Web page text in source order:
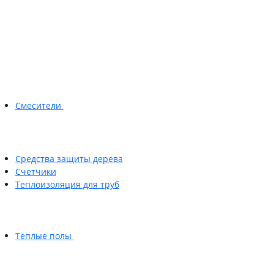
Смесители
Средства защиты дерева
Счетчики
Теплоизоляция для труб
Теплые полы